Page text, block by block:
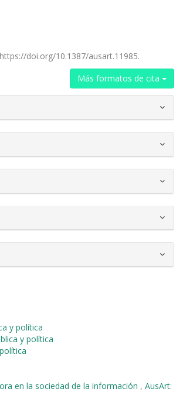
doi.org/10.1387/ausart.11985.
Más formatos de cita
y política
y política
en la sociedad de la información , AusArt: